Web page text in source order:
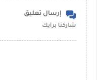
إرسال تعليق
شاركنا برأيك